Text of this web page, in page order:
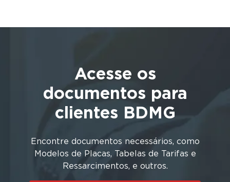
Acesse os
documentos para
clientes BDMG
Encontre documentos necessários, como
Modelos de Placas, Tabelas de Tarifas e
Ressarcimentos, e outros.